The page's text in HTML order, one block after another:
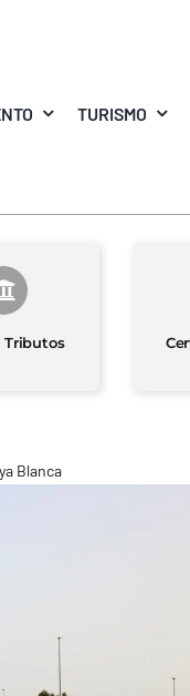
TURISMO
Tributos
Blanca